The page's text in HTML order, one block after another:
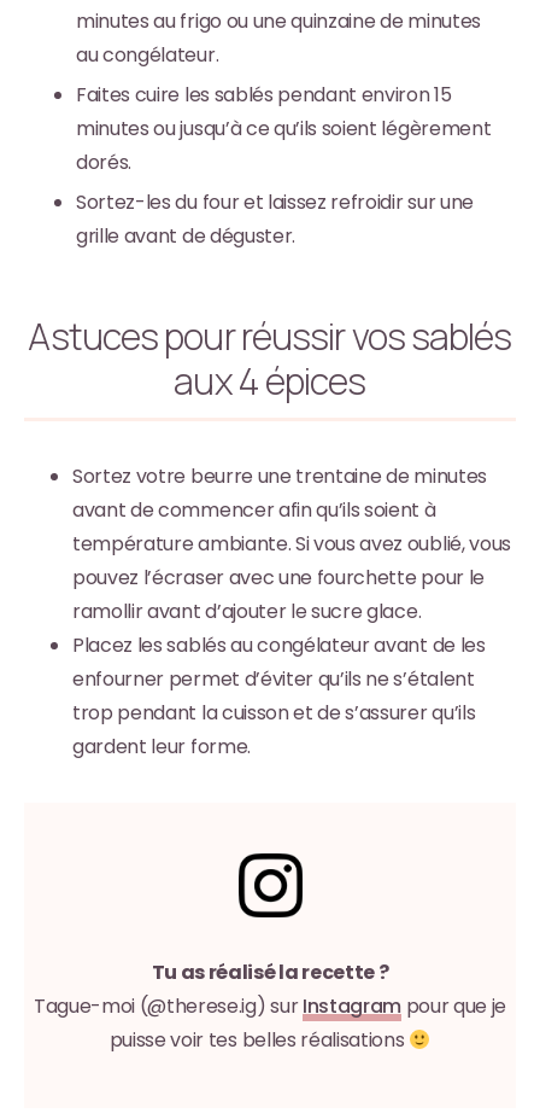
minutes au frigo ou une quinzaine de minutes
au congélateur.
Faites cuire les sablés pendant environ 15
minutes ou jusqu’à ce qu’ils soient légèrement
dorés.
Sortez-les du four et laissez refroidir sur une
grille avant de déguster.
Astuces pour réussir vos sablés
aux 4 épices
Sortez votre beurre une trentaine de minutes
avant de commencer afin qu’ils soient à
température ambiante. Si vous avez oublié, vous
pouvez l’écraser avec une fourchette pour le
ramollir avant d’ajouter le sucre glace.
Placez les sablés au congélateur avant de les
enfourner permet d’éviter qu’ils ne s’étalent
trop pendant la cuisson et de s’assurer qu’ils
gardent leur forme.
Tu as réalisé la recette ?
Tague-moi (@therese.ig) surInstagram pour que je
puisse voir tes belles réalisations